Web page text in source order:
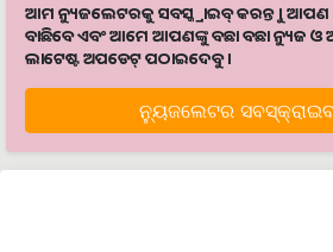
ଆମ ନ୍ୟୁଜଲେଟରକୁ ସବସ୍କ୍ରାଇବ୍ କରନ୍ତୁ ।
ବାଛିବେ ଏବଂ ଆମେ ଆପଣଙ୍କୁ ବଛା ବଛା ନ୍ୟୁଜ ଓ
ଲାଟେଷ୍ଟ ଅପଡେଟ୍‌ ପଠାଇଦେବୁ ।
ନ୍ୟୁଜଲେଟର